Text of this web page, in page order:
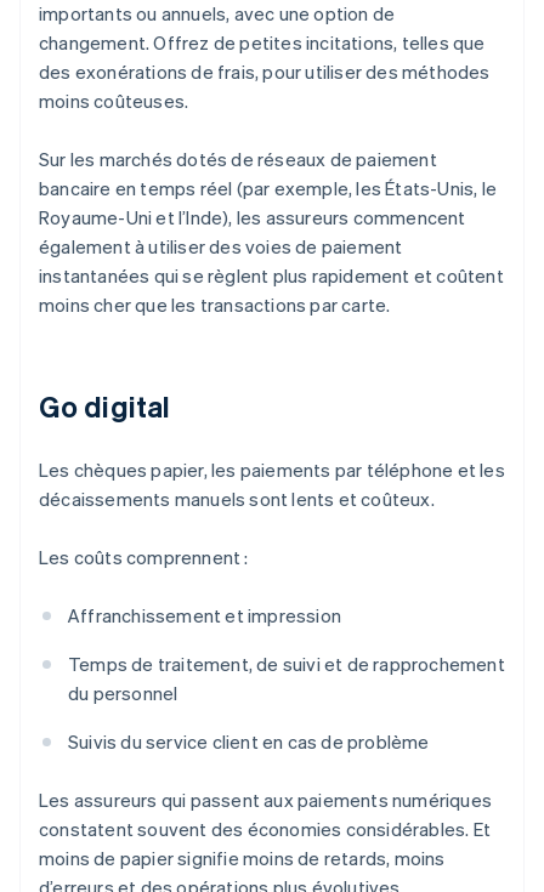
importants ou annuels, avec une option de
changement. Offrez de petites incitations, telles que
des exonérations de frais, pour utiliser des méthodes
moins coûteuses.
Sur les marchés dotés de réseaux de paiement
bancaire en temps réel (par exemple, les États-Unis, le
Royaume-Uni et l’Inde), les assureurs commencent
également à utiliser des voies de paiement
instantanées qui se règlent plus rapidement et coûtent
moins cher que les transactions par carte.
Go digital
Les chèques papier, les paiements par téléphone et les
décaissements manuels sont lents et coûteux.
Les coûts comprennent :
Affranchissement et impression
Temps de traitement, de suivi et de rapprochement
du personnel
Suivis du service client en cas de problème
Les assureurs qui passent aux paiements numériques
constatent souvent des économies considérables. Et
moins de papier signifie moins de retards, moins